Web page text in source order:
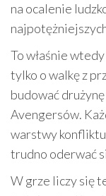
na ocalenie
To właśnie
tylko o walkę z
budować
Avengersów.
warstwy
trudno oderwać
W grze liczy się